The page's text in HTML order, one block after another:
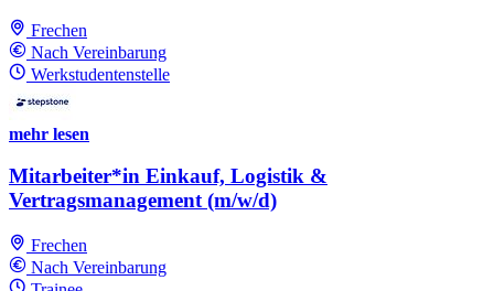
Frechen
Nach Vereinbarung
Werkstudentenstelle
mehr lesen
Mitarbeiter*in Einkauf, Logistik &
Vertragsmanagement (m/w/d)
Frechen
Nach Vereinbarung